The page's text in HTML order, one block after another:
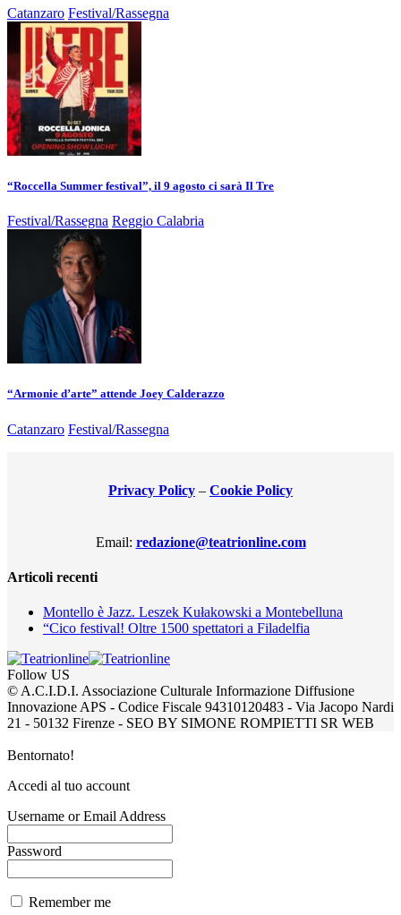
Catanzaro Festival/Rassegna
“Roccella Summer festival”, il 9 agosto ci sarà Il Tre
Festival/Rassegna Reggio Calabria
“Armonie d’arte” attende Joey Calderazzo
Catanzaro Festival/Rassegna
Privacy Policy – Cookie Policy
Email: redazione@teatrionline.com
Articoli recenti
Montello è Jazz. Leszek Kułakowski a Montebelluna
“Cico festival! Oltre 1500 spettatori a Filadelfia
Follow US
© A.C.I.D.I. Associazione Culturale Informazione Diffusione
Innovazione APS - Codice Fiscale 94310120483 - Via Jacopo Nardi
21 - 50132 Firenze - SEO BY SIMONE ROMPIETTI SR WEB
Bentornato!
Accedi al tuo account
Username or Email Address
Password
Remember me